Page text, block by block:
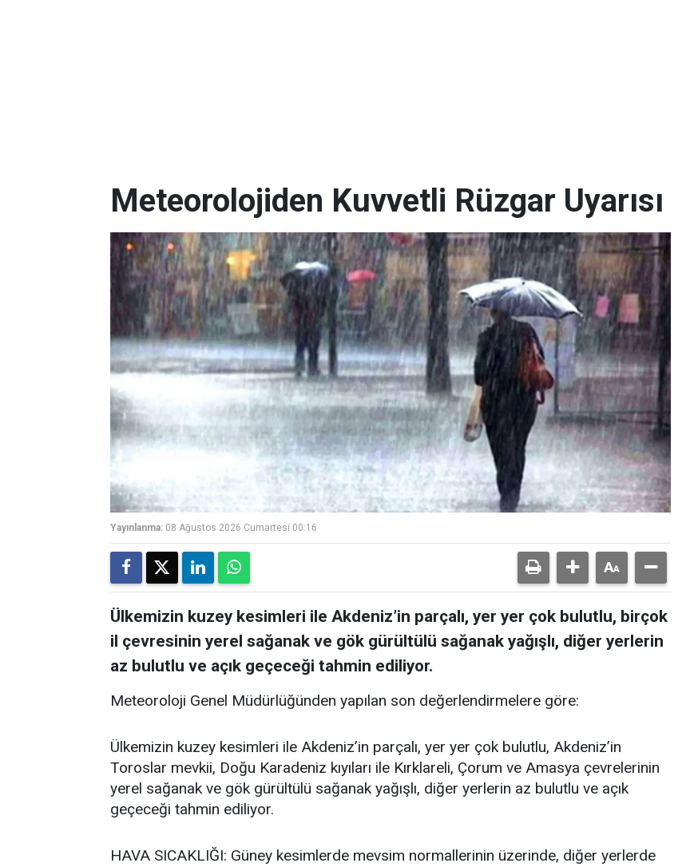
Meteorolojiden Kuvvetli Rüzgar Uyarısı
Yayınlanma: 08 Ağustos 2026 Cumartesi 00:16
Ülkemizin kuzey kesimleri ile Akdeniz’in parçalı, yer yer çok bulutlu, birçok
il çevresinin yerel sağanak ve gök gürültülü sağanak yağışlı, diğer yerlerin
az bulutlu ve açık geçeceği tahmin ediliyor.
Meteoroloji Genel Müdürlüğünden yapılan son değerlendirmelere göre:
Ülkemizin kuzey kesimleri ile Akdeniz’in parçalı, yer yer çok bulutlu, Akdeniz’in
Toroslar mevkii, Doğu Karadeniz kıyıları ile Kırklareli, Çorum ve Amasya çevrelerinin
yerel sağanak ve gök gürültülü sağanak yağışlı, diğer yerlerin az bulutlu ve açık
geçeceği tahmin ediliyor.
HAVA SICAKLIĞI: Güney kesimlerde mevsim normallerinin üzerinde, diğer yerlerde